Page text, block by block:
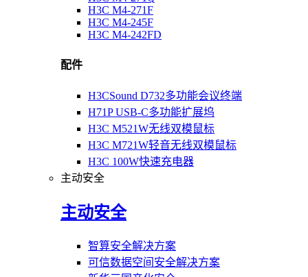
H3C M4-271F
H3C M4-245F
H3C M4-242FD
配件
H3CSound D732多功能会议终端
H71P USB-C多功能扩展坞
H3C M521W无线双模鼠标
H3C M721W轻音无线双模鼠标
H3C 100W快速充电器
主动安全
主动安全
智算安全解决方案
可信数据空间安全解决方案